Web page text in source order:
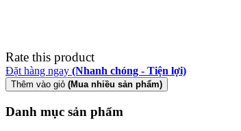
Rate this product
Đặt hàng ngay (Nhanh chóng - Tiện lợi)
Thêm vào giỏ (Mua nhiều sản phẩm)
Danh mục sản phẩm